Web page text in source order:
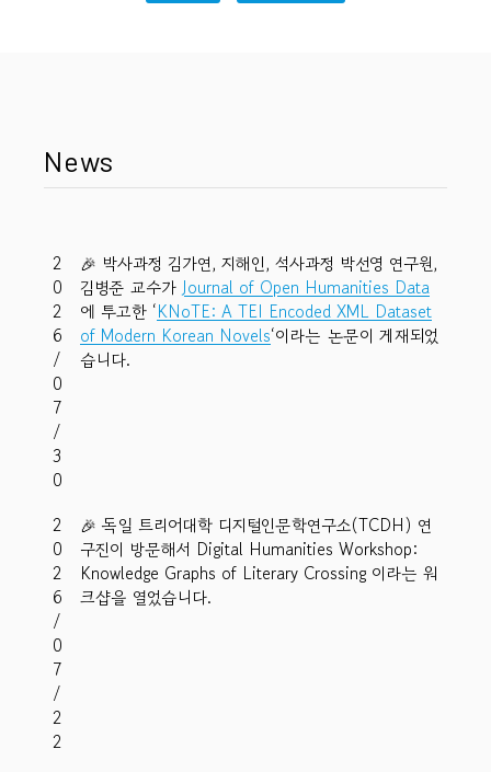
News
2
0
2
6
/
0
7
/
3
0
🎉 박사과정 김가연, 지해인, 석사과정 박선영 연구원,
김병준 교수가 Journal of Open Humanities Data
에 투고한 ‘KNoTE: A TEI Encoded XML Dataset
of Modern Korean Novels‘이라는 논문이 게재되었
습니다.
2
0
2
6
/
0
7
/
2
2
🎉 독일 트리어대학 디지털인문학연구소(TCDH) 연
구진이 방문해서 Digital Humanities Workshop:
Knowledge Graphs of Literary Crossing 이라는 워
크샵을 열었습니다.